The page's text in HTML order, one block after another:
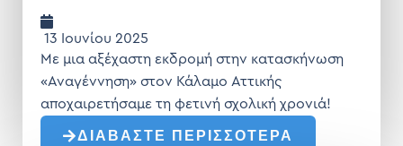
13 Ιουνίου 2025
Με μια αξέχαστη εκδρομή στην κατασκήνωση
«Αναγέννηση» στον Κάλαμο Αττικής
αποχαιρετήσαμε τη φετινή σχολική χρονιά!
ΔΙΑΒΑΣΤΕ ΠΕΡΙΣΣΟΤΕΡΑ